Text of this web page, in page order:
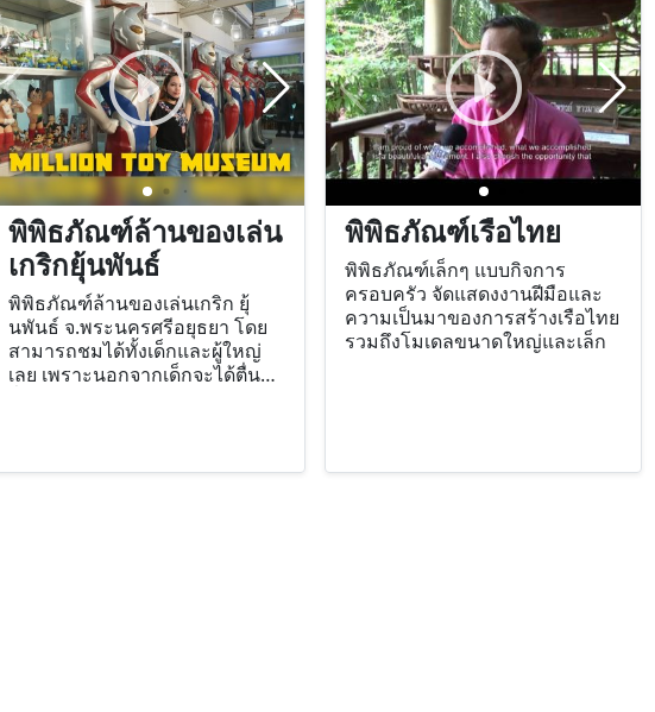
พิพิธภัณฑ์ล้านของเล่น
เกริกยุ้นพันธ์
พิพิธภัณฑ์ล้านของเล่นเกริก ยุ้
นพันธ์ จ.พระนครศรีอยุธยา โดย
สามารถชมได้ทั้งเด็กและผู้ใหญ่
เลย เพราะนอกจากเด็กจะได้ตื่นตา
ย้อนความทรงจำในวัยเด็ก
พิพิธภัณฑ์เรือไทย
พิพิธภัณฑ์เล็กๆ แบบกิจการ
ครอบครัว จัดแสดงงานฝีมือและ
ความเป็นมาของการสร้างเรือไทย
รวมถึงโมเดลขนาดใหญ่และเล็ก